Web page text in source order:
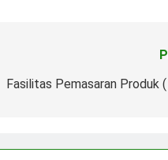
Fasilitas Pemasaran Produk